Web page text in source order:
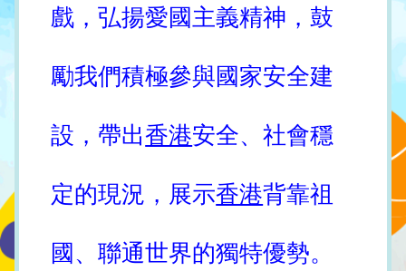
戲，弘揚愛國主義精神，鼓
勵我們積極參與國家安全建
設，帶出香港安全、社會穩
定的現況，展示香港背靠祖
國、聯通世界的獨特優勢。